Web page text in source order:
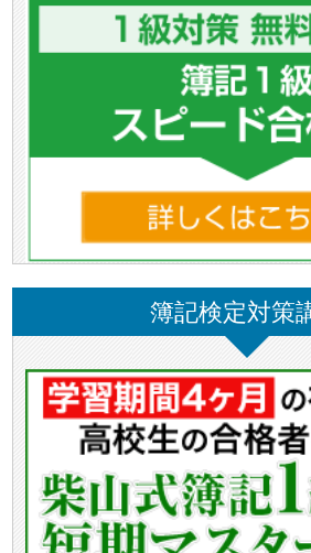
簿記検定対策